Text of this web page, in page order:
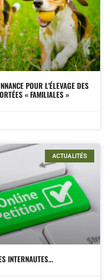
POUR L'ÉLEVAGE DES
« FAMILIALES »
ACTUALITÉS
INTERNAUTES…